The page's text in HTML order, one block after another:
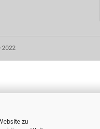
zu